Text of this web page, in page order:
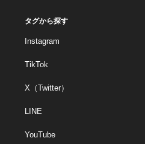
タグから探す
Instagram
TikTok
X（Twitter）
LINE
YouTube